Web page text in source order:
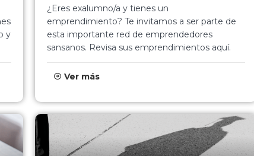
y
¿Eres exalumno/a y tienes un
emprendimiento? Te invitamos a ser parte de
esta importante red de emprendedores
sansanos. Revisa sus emprendimientos aquí.
Ver más